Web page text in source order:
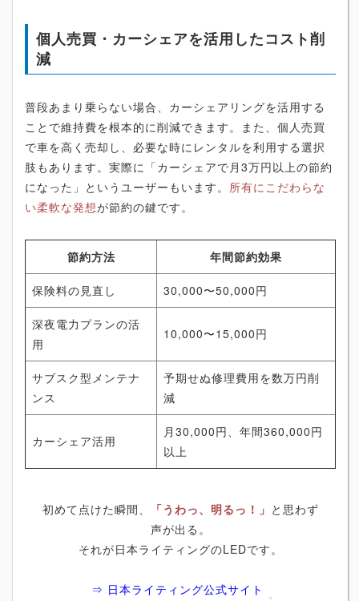
個人売買・カーシェアを活用したコスト削
減
普段あまり乗らない場合、カーシェアリングを活用する
ことで維持費を根本的に削減できます。また、個人売買
で車を高く売却し、必要な時にレンタルを利用する選択
肢もあります。実際に「カーシェアで月3万円以上の節約
になった」というユーザーもいます。 所有にこだわらな
い柔軟な発想が節約の鍵です。
節約方法 年間節約効果
保険料の見直し 30,000〜50,000円
深夜電力プランの活
用
10,000〜15,000円
サブスク型メンテナ
ンス
予期せぬ修理費用を数万円削
減
カーシェア活用
月30,000円、年間360,000円
以上
初めて点けた瞬間、 「うわっ、明るっ！」 と思わず
声が出る。
それが日本ライティングのLEDです。
⇒ 日本ライティング公式サイト